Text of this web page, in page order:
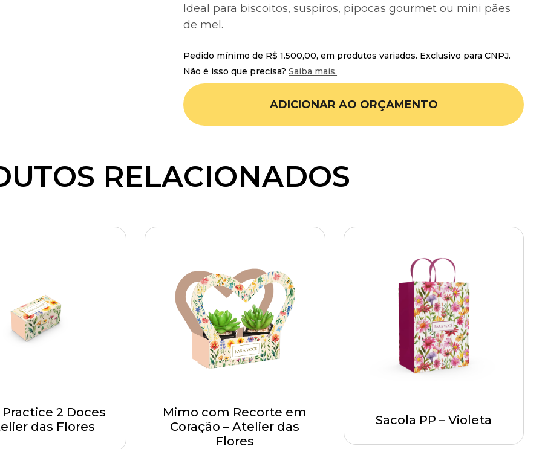
Ideal para biscoitos, suspiros, pipocas gourmet ou mini pães
de mel.
Pedido mínimo de R$ 1.500,00, em produtos variados. Exclusivo para CNPJ.
Não é isso que precisa?Saiba mais.
ADICIONAR AO ORÇAMENTO
RELACIONADOS
Practice 2 Doces
das Flores
Mimo com Recorte em
Coração – Atelier das
Flores
Sacola PP – Violeta